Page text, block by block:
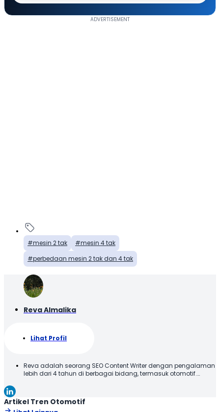
mesin 2 tak
mesin 4 tak
perbedaan mesin 2 tak dan 4 tak
Reva Almalika
Lihat Profil
Reva adalah seorang SEO Content Writer dengan pengalaman
lebih dari 4 tahun di berbagai bidang, termasuk otomotif.
informatif, menarik, dan mudah dipahami oleh pembaca.
Artikel Tren Otomotif